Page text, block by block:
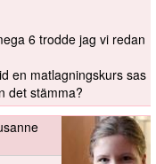
6 trodde jag vi redan
en matlagningskurs sas
det stämma?